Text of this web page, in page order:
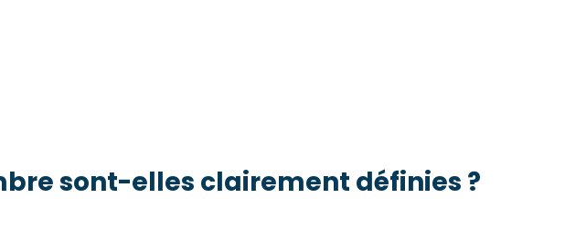
sont-elles clairement définies ?